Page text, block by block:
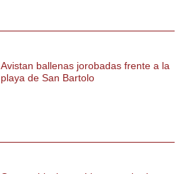
Avistan ballenas jorobadas frente a la
playa de San Bartolo